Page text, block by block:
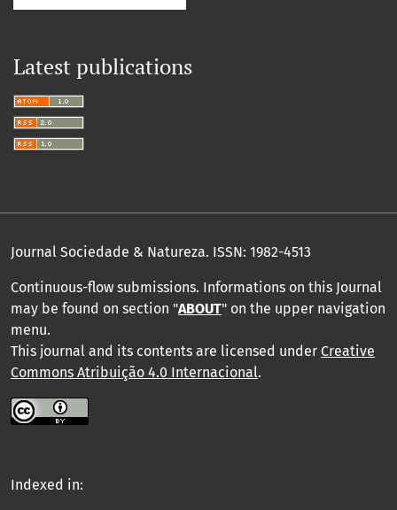
Latest publications
Journal Sociedade & Natureza. ISSN: 1982-4513
Continuous-flow submissions. Informations on this Journal
may be found on section "ABOUT" on the upper navigation
menu.
This journal and its contents are licensed under Creative
Commons Atribuição 4.0 Internacional.
Indexed in: